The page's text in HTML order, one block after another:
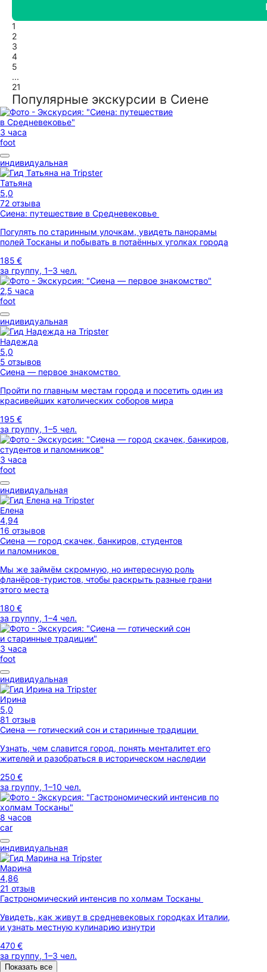
1
2
3
4
5
...
21
Популярные экскурсии в Сиене
3 часа
foot
индивидуальная
Татьяна
5,0
72 отзыва
Сиена: путешествие в Средневековье
Погулять по старинным улочкам, увидеть панорамы
полей Тосканы и побывать в потаённых уголках города
185 €
за группу, 1–3 чел.
2,5 часа
foot
индивидуальная
Надежда
5,0
5 отзывов
Сиена — первое знакомство
Пройти по главным местам города и посетить один из
красивейших католических соборов мира
195 €
за группу, 1–5 чел.
3 часа
foot
индивидуальная
Елена
4,94
16 отзывов
Сиена — город скачек, банкиров, студентов
и паломников
Мы же займём скромную, но интересную роль
фланёров-туристов, чтобы раскрыть разные грани
этого места
180 €
за группу, 1–4 чел.
3 часа
foot
индивидуальная
Ирина
5,0
81 отзыв
Сиена — готический сон и старинные традиции
Узнать, чем славится город, понять менталитет его
жителей и разобраться в историческом наследии
250 €
за группу, 1–10 чел.
8 часов
car
индивидуальная
Марина
4,86
21 отзыв
Гастрономический интенсив по холмам Тосканы
Увидеть, как живут в средневековых городках Италии,
и узнать местную кулинарию изнутри
470 €
за группу, 1–3 чел.
Показать все